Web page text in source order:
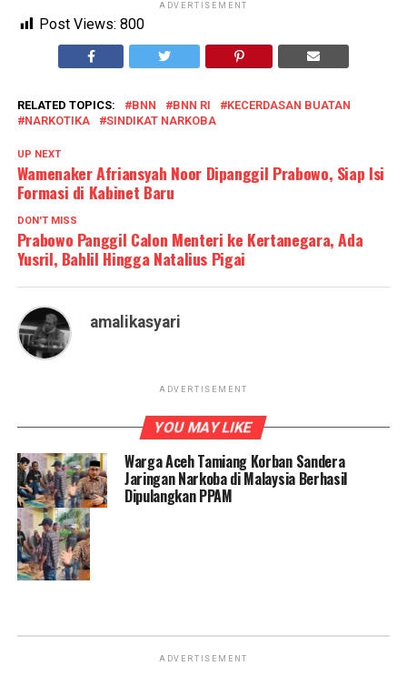
ADVERTISEMENT
Post Views: 800
RELATED TOPICS: BNN BNN RI
KECERDASAN BUATAN
NARKOTIKA
SINDIKAT NARKOBA
UP NEXT
Wamenaker Afriansyah Noor Dipanggil Prabowo, Siap Isi
Formasi di Kabinet Baru
DON'T MISS
Prabowo Panggil Calon Menteri ke Kertanegara, Ada
Yusril, Bahlil Hingga Natalius Pigai
amalikasyari
ADVERTISEMENT
YOU MAY LIKE
Warga Aceh Tamiang Korban Sandera
Jaringan Narkoba di Malaysia Berhasil
Dipulangkan PPAM
ADVERTISEMENT